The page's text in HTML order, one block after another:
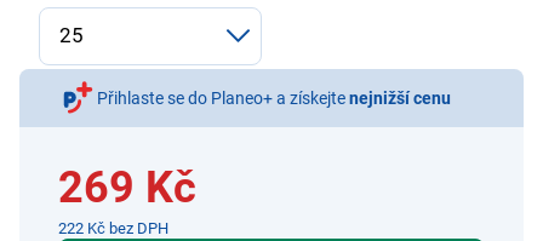
Přihlaste se do Planeo+ a získejtenejnižší cenu
269 Kč
222 Kč bez DPH